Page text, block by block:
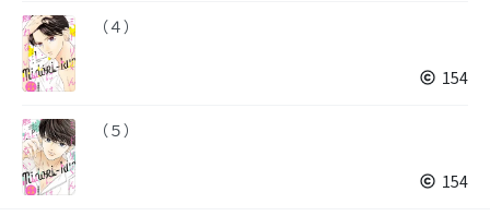
（４）
154
（５）
154